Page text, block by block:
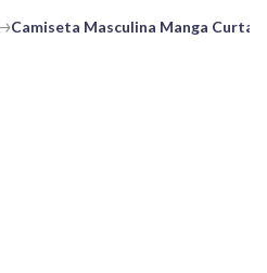
Camiseta Masculina Manga Curta